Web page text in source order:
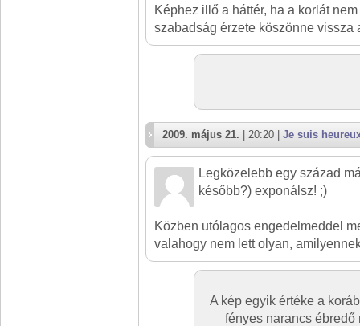
Képhez illő a háttér, ha a korlát
szabadság érzete köszönne vissza
2009. május 21. | 20:20 | Je suis
Legközelebb egy század
később?) exponálsz! ;)
Közben utólagos engedelmeddel
valahogy nem lett olyan,
A kép egyik értéke a
fényes narancs